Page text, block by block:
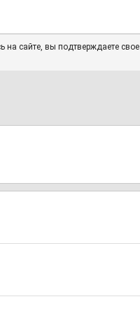
сайте, вы подтверждаете свое